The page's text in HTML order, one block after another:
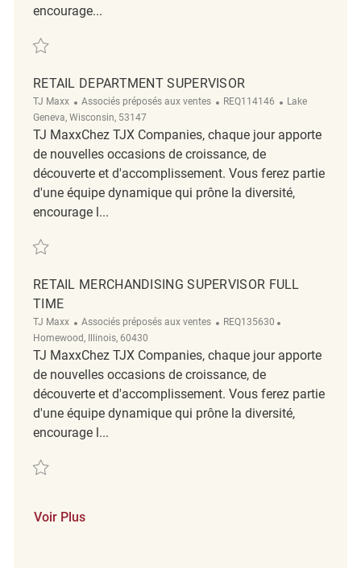
encourage...
Sauvegarder Retail Department Supervisor REQ139768
RETAIL DEPARTMENT SUPERVISOR
TJ Maxx Catégorie
Associés préposés aux ventes ReqId
REQ114146 Emplacement
Lake
Geneva, Wisconsin, 53147
TJ MaxxChez TJX Companies, chaque jour apporte
de nouvelles occasions de croissance, de
découverte et d'accomplissement. Vous ferez partie
d'une équipe dynamique qui prône la diversité,
encourage l...
Sauvegarder Retail Department Supervisor REQ114146
RETAIL MERCHANDISING SUPERVISOR FULL
TIME
TJ Maxx Catégorie
Associés préposés aux ventes ReqId
REQ135630
Homewood, Illinois, 60430
TJ MaxxChez TJX Companies, chaque jour apporte
de nouvelles occasions de croissance, de
découverte et d'accomplissement. Vous ferez partie
d'une équipe dynamique qui prône la diversité,
encourage l...
Sauvegarder Retail Merchandising Supervisor Full Time REQ135630
Voir Plus